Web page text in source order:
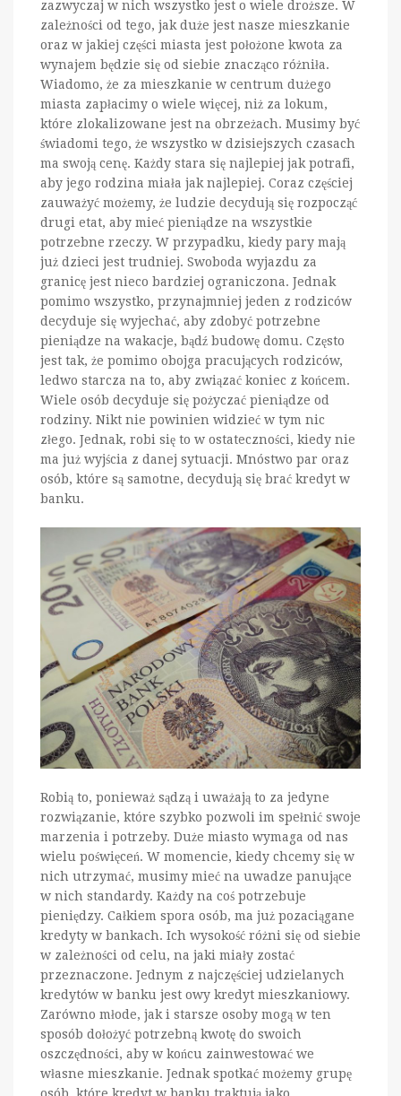
zazwyczaj w nich wszystko jest o wiele droższe. W
zależności od tego, jak duże jest nasze mieszkanie
oraz w jakiej części miasta jest położone kwota za
wynajem będzie się od siebie znacząco różniła.
Wiadomo, że za mieszkanie w centrum dużego
miasta zapłacimy o wiele więcej, niż za lokum,
które zlokalizowane jest na obrzeżach. Musimy być
świadomi tego, że wszystko w dzisiejszych czasach
ma swoją cenę. Każdy stara się najlepiej jak potrafi,
aby jego rodzina miała jak najlepiej. Coraz częściej
zauważyć możemy, że ludzie decydują się rozpocząć
drugi etat, aby mieć pieniądze na wszystkie
potrzebne rzeczy. W przypadku, kiedy pary mają
już dzieci jest trudniej. Swoboda wyjazdu za
granicę jest nieco bardziej ograniczona. Jednak
pomimo wszystko, przynajmniej jeden z rodziców
decyduje się wyjechać, aby zdobyć potrzebne
pieniądze na wakacje, bądź budowę domu. Często
jest tak, że pomimo obojga pracujących rodziców,
ledwo starcza na to, aby związać koniec z końcem.
Wiele osób decyduje się pożyczać pieniądze od
rodziny. Nikt nie powinien widzieć w tym nic
złego. Jednak, robi się to w ostateczności, kiedy nie
ma już wyjścia z danej sytuacji. Mnóstwo par oraz
osób, które są samotne, decydują się brać kredyt w
banku.
Robią to, ponieważ sądzą i uważają to za jedyne
rozwiązanie, które szybko pozwoli im spełnić swoje
marzenia i potrzeby. Duże miasto wymaga od nas
wielu poświęceń. W momencie, kiedy chcemy się w
nich utrzymać, musimy mieć na uwadze panujące
w nich standardy. Każdy na coś potrzebuje
pieniędzy. Całkiem spora osób, ma już pozaciągane
kredyty w bankach. Ich wysokość różni się od siebie
w zależności od celu, na jaki miały zostać
przeznaczone. Jednym z najczęściej udzielanych
kredytów w banku jest owy kredyt mieszkaniowy.
Zarówno młode, jak i starsze osoby mogą w ten
sposób dołożyć potrzebną kwotę do swoich
oszczędności, aby w końcu zainwestować we
własne mieszkanie. Jednak spotkać możemy grupę
osób, które kredyt w banku traktują jako